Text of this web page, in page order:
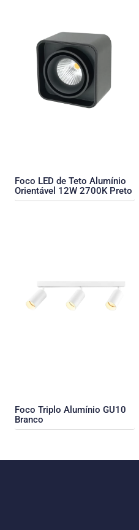
Foco LED de Teto Alumínio
Orientável 12W 2700K Preto
Foco Triplo Alumínio GU10
Branco